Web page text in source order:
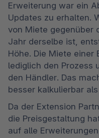
Erweiterung war ein
Updates zu erhalten.
von Miete gegenüber
Jahr derselbe ist,
Höhe. Die Miete
lediglich den Prozess
den Händler. Das
besser kalkulierbar
Da der Extension
die Preisgestaltung
auf alle